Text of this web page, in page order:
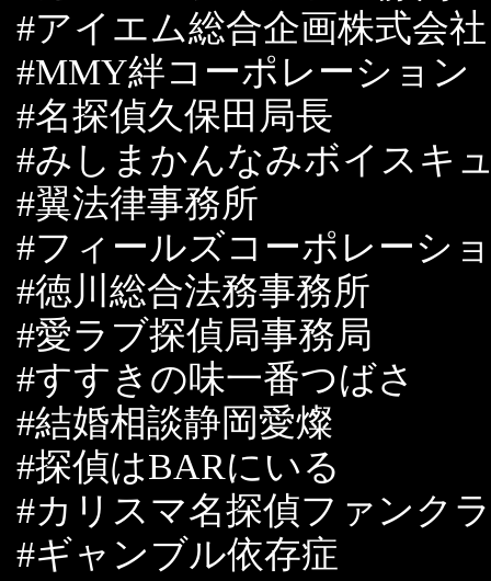
#アイエム総合企画株式
#MMY絆コーポレーショ
#名探偵久保田局長
#みしまかんなみボイス
#翼法律事務所
#フィールズコーポレーシ
#徳川総合法務事務所
#愛ラブ探偵局事務局
#すすきの味一番つばさ
#結婚相談静岡愛燦
#探偵はBARにいる
#カリスマ名探偵ファンク
#ギャンブル依存症